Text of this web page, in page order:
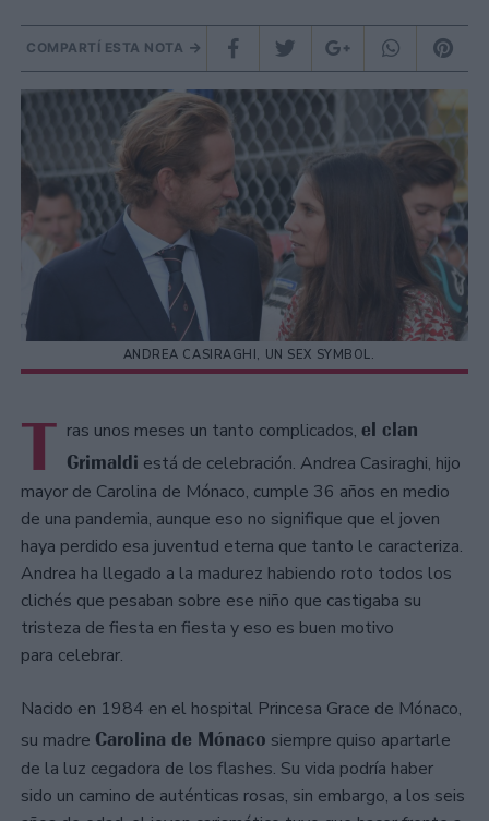
COMPARTÍ ESTA NOTA
ANDREA CASIRAGHI, UN SEX SYMBOL.
T ras unos meses un tanto complicados, el clan
Grimaldi está de celebración. Andrea Casiraghi, hijo
mayor de Carolina de Mónaco, cumple 36 años en medio
de una pandemia, aunque eso no signifique que el joven
haya perdido esa juventud eterna que tanto le caracteriza.
Andrea ha llegado a la madurez habiendo roto todos los
clichés que pesaban sobre ese niño que castigaba su
tristeza de fiesta en fiesta y eso es buen motivo
para celebrar.
Nacido en 1984 en el hospital Princesa Grace de Mónaco,
su madre Carolina de Mónaco siempre quiso apartarle
de la luz cegadora de los flashes. Su vida podría haber
sido un camino de auténticas rosas, sin embargo, a los seis